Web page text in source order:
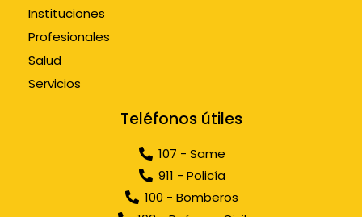
Instituciones
Profesionales
Salud
Servicios
Teléfonos útiles
107 - Same
911 - Policía
100 - Bomberos